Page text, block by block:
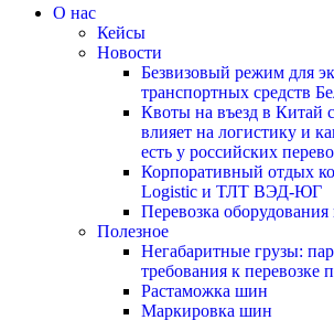
О нас
Кейсы
Новости
Безвизовый режим для
транспортных средств
Квоты на въезд в Китай
влияет на логистику и
есть у российских
Корпоративный отдых
Logistic и ТЛТ ВЭД-ЮГ
Перевозка
Полезное
Негабаритные грузы:
требования к перевозке
Растаможка шин
Маркировка шин